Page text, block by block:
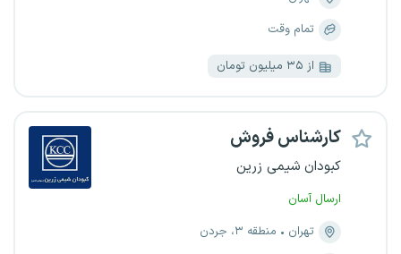
تمام وقت
از ۳۵ میلیون تومان
کارشناس فروش
کبودان شیمی زرین
ارسال آسان
تهران
منطقه ۳، جردن